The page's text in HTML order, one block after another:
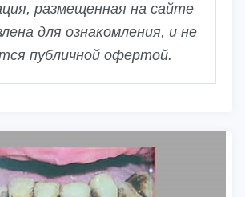
размещенная на сайте
для ознакомления, и не
публичной офертой.